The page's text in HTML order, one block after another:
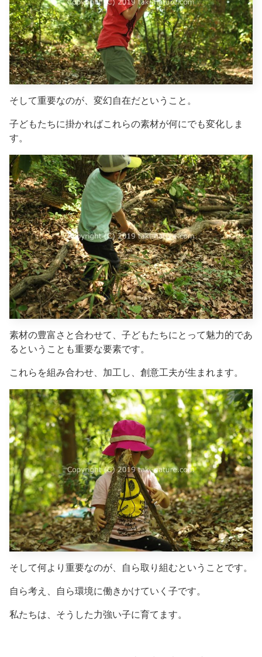
そして重要なのが、変幻自在だということ。
子どもたちに掛かればこれらの素材が何にでも変化しま
す。
素材の豊富さと合わせて、子どもたちにとって魅力的であ
るということも重要な要素です。
これらを組み合わせ、加工し、創意工夫が生まれます。
そして何より重要なのが、自ら取り組むということです。
自ら考え、自ら環境に働きかけていく子です。
私たちは、そうした力強い子に育てます。